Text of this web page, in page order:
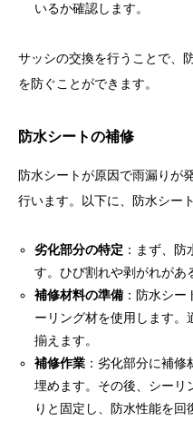
いるか確認します。
サッシの交換を行うことで、
を防ぐことができます。
防水シートの補修
防水シートが原因で雨漏りが
行います。以下に、防水シー
劣化部分の特定 ：まず、
す。ひび割れや剥がれがあ
補修材料の準備 ：防水シ
ーリング材を使用します。
揃えます。
補修作業 ：劣化部分に補
埋めます。その後、シーリ
りと固定し、防水性能を回